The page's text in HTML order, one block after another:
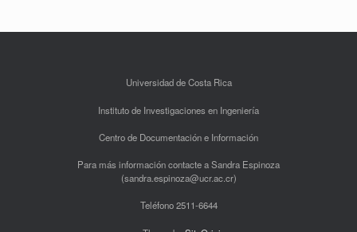
Universidad de Costa Rica
Instituto de Investigaciones en Ingeniería
Centro de Documentación e Información
Para más información contacte a Sandra Espinoza
(sandra.espinoza@ucr.ac.cr)
Teléfono 2511-6644